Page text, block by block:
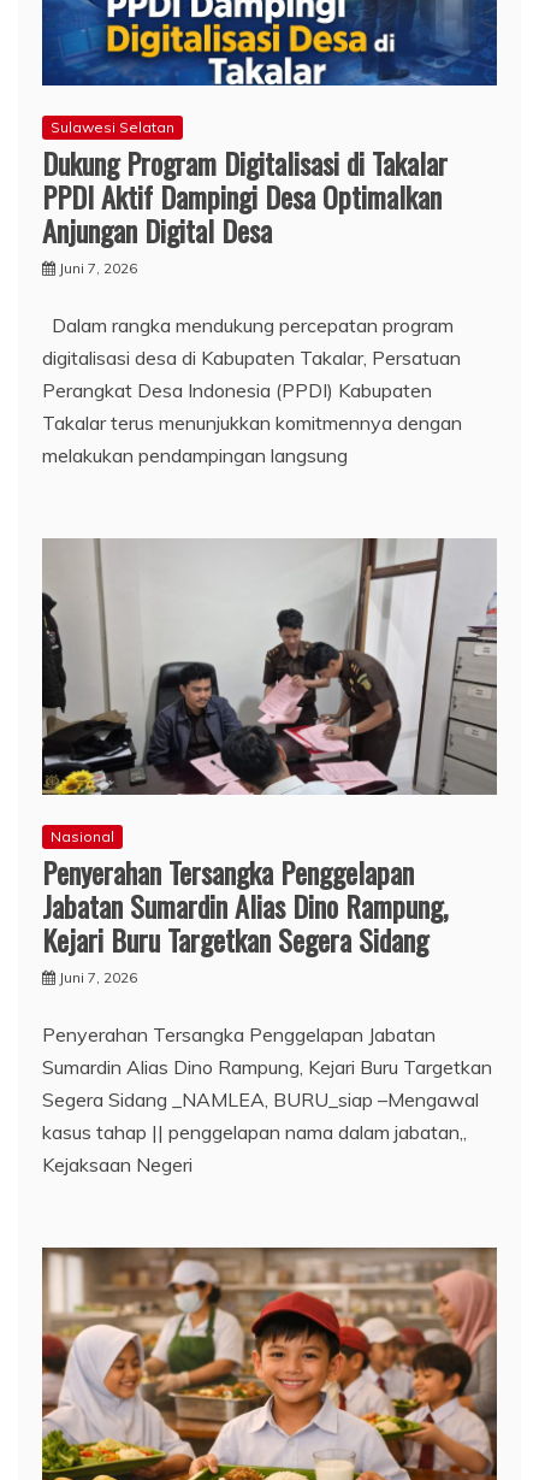
Sulawesi Selatan
Dukung Program Digitalisasi di Takalar
PPDI Aktif Dampingi Desa Optimalkan
Anjungan Digital Desa
Juni 7, 2026
Dalam rangka mendukung percepatan program
digitalisasi desa di Kabupaten Takalar, Persatuan
Perangkat Desa Indonesia (PPDI) Kabupaten
Takalar terus menunjukkan komitmennya dengan
melakukan pendampingan langsung
Nasional
Penyerahan Tersangka Penggelapan
Jabatan Sumardin Alias Dino Rampung,
Kejari Buru Targetkan Segera Sidang
Juni 7, 2026
Penyerahan Tersangka Penggelapan Jabatan
Sumardin Alias Dino Rampung, Kejari Buru Targetkan
Segera Sidang _NAMLEA, BURU_siap –Mengawal
kasus tahap || penggelapan nama dalam jabatan,,
Kejaksaan Negeri